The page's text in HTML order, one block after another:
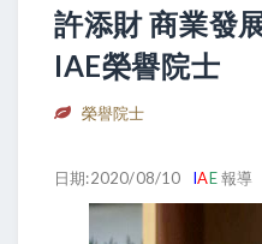
許添財 商業發
IAE榮譽院士
榮譽院士
日期:2020/08/10 IAE報導